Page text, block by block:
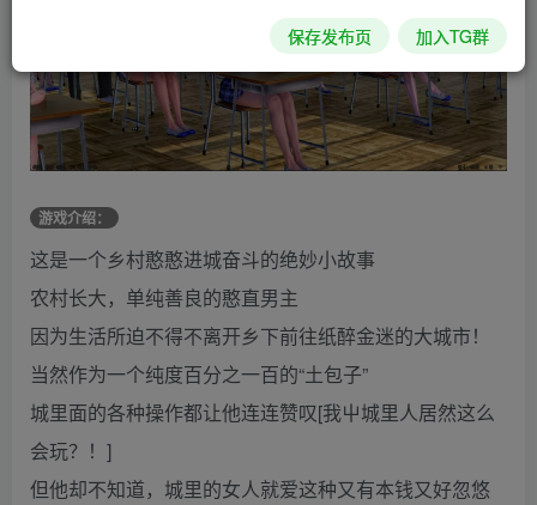
游戏介绍：
这是一个乡村憨憨进城奋斗的绝妙小故事
农村长大，单纯善良的憨直男主
因为生活所迫不得不离开乡下前往纸醉金迷的大城市！
当然作为一个纯度百分之一百的“土包子”
城里面的各种操作都让他连连赞叹[我屮城里人居然这么
会玩？！]
但他却不知道，城里的女人就爱这种又有本钱又好忽悠
保存发布页 加入TG群